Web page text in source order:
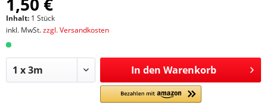
Inhalt: 1 Stück
inkl. MwSt.zzgl. Versandkosten
In den Warenkorb